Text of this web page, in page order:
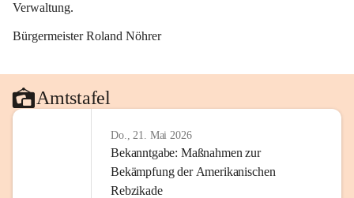
Verwaltung.
Bürgermeister Roland Nöhrer
Amtstafel
Do., 21. Mai 2026
Bekanntgabe: Maßnahmen zur
Bekämpfung der Amerikanischen
Rebzikade